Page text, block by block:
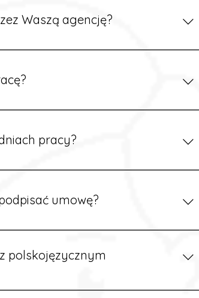
Waszą agencję?
skontaktować się z nami telefonicznie.
jednak znasz podstawy niemieckiego,
pracy?
wcześniejszym uzgodnieniu z
umowę?
temu masz pewność, że wszystkie
polskojęzycznym